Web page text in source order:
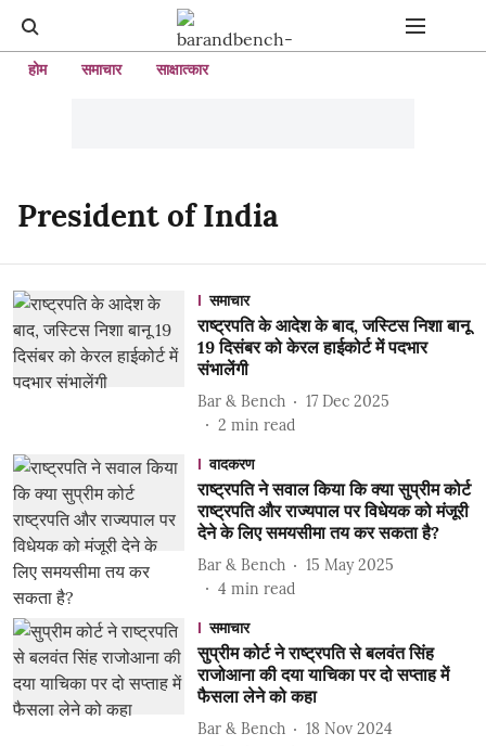
होम समाचार साक्षात्कार
President of India
समाचार
राष्ट्रपति के आदेश के बाद, जस्टिस निशा बानू
19 दिसंबर को केरल हाईकोर्ट में पदभार
संभालेंगी
Bar & Bench
17 Dec 2025
2 min read
वादकरण
राष्ट्रपति ने सवाल किया कि क्या सुप्रीम कोर्ट
राष्ट्रपति और राज्यपाल पर विधेयक को मंजूरी
देने के लिए समयसीमा तय कर सकता है?
Bar & Bench
15 May 2025
4 min read
समाचार
सुप्रीम कोर्ट ने राष्ट्रपति से बलवंत सिंह
राजोआना की दया याचिका पर दो सप्ताह में
फैसला लेने को कहा
Bar & Bench
18 Nov 2024